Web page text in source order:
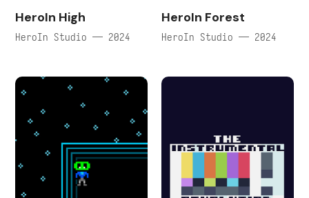
HeroIn High
HeroIn Studio — 2024
HeroIn Forest
HeroIn Studio — 2024